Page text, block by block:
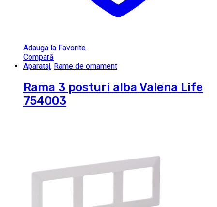
Adauga la Favorite
Compară
Aparataj, Rame de ornament
Rama 3 posturi alba Valena Life
754003